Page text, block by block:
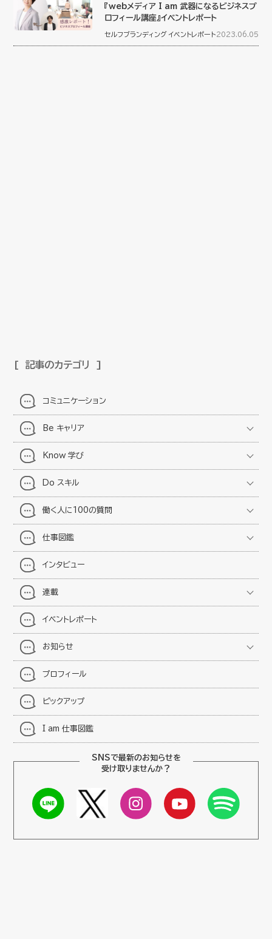
『webメディア I am 武器になるビジネスプ
ロフィール講座』イベントレポート
セルフブランディング イベントレポート 2023.06.05
記事のカテゴリ
コミュニケーション
Be キャリア
Know 学び
Do スキル
働く人に100の質問
仕事図鑑
インタビュー
連載
イベントレポート
お知らせ
プロフィール
ピックアップ
I am 仕事図鑑
SNSで最新のお知らせを
受け取りませんか？